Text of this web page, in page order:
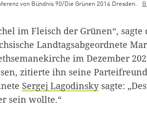
von Bündnis 90/Die Grünen 2014 Dresden.
im Fleisch der Grünen“,
Landtagsabgeordnete
im Dezember
zitierte ihn seine
Sergej Lagodinskysagte:
sein wollte.“